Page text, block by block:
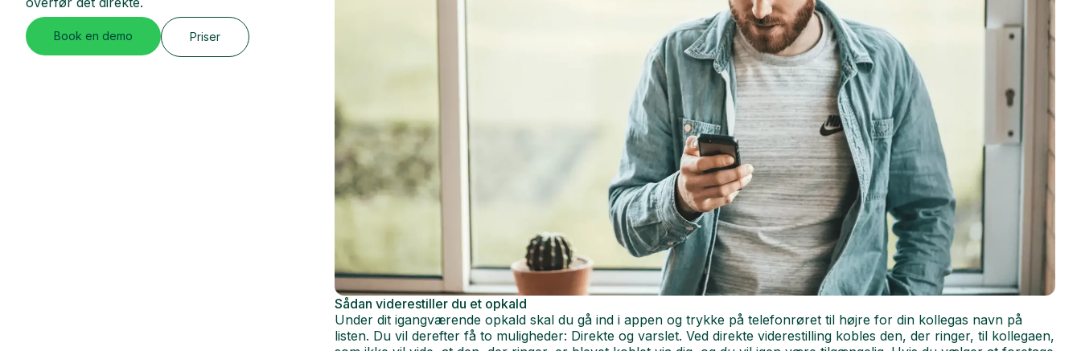
Book en demo Priser
Sådan viderestiller du et opkald
Under dit igangværende opkald skal du gå ind i appen og trykke på telefonrøret til højre for din kollegas navn på
listen. Du vil derefter få to muligheder: Direkte og varslet. Ved direkte viderestilling kobles den, der ringer, til kollegaen,